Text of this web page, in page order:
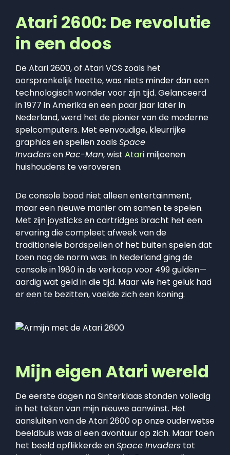
Atari 2600: De revolutie
in een doos
De Atari 2600, of Atari VCS zoals het
oorspronkelijk heette, was niets minder dan een
technologisch wonder voor zijn tijd. Gelanceerd
in 1977 in Amerika en een paar jaar later in
Nederland, werd het de pionier van de moderne
spelcomputers. Met eenvoudige, kleurrijke
graphics en spellen zoals Space
InvadersenPac-Man, wist Atari miljoenen
huishoudens te veroveren.
De console bood niet alleen entertainment,
maar een nieuwe manier om samen te spelen.
Met zijn joysticks en cartridges bracht het een
ervaring die compleet afweek van de
traditionele bordspellen of het buiten spelen dat
toen nog de norm was. In Nederland ging de
console in 1980 in de verkoop voor 499 gulden—
aardig wat geld in die tijd. Maar wie het geluk had
er een te bezitten, voelde zich een koning.
Mijn eigen Atari wereld
De eerste dagen na Sinterklaas stonden volledig
in het teken van mijn nieuwe aanwinst. Het
aansluiten van de Atari 2600 op onze ouderwetse
beeldbuis was al een avontuur op zich. Maar toen
het beeld opflikkerde enSpace Invaders tot